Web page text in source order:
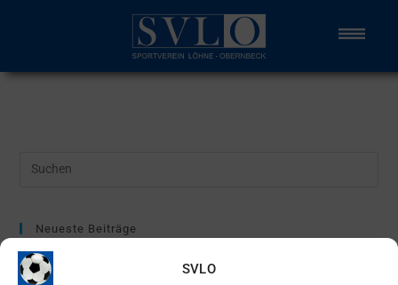
SVLO
Neueste Beiträge
A-Jugend im neuen Gewand